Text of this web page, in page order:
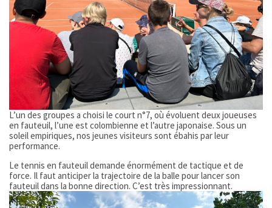
L’un des groupes a choisi le court n°7, où évoluent deux joueuses
en fauteuil, l’une est colombienne et l’autre japonaise. Sous un
soleil empiriques, nos jeunes visiteurs sont ébahis par leur
performance.
Le tennis en fauteuil demande énormément de tactique et de
force. Il faut anticiper la trajectoire de la balle pour lancer son
fauteuil dans la bonne direction. C’est très impressionnant.